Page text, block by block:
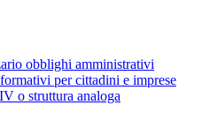
obblighi amministrativi
per cittadini e imprese
o struttura analoga